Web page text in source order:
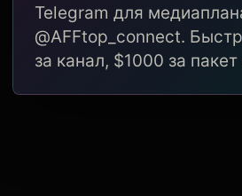
Telegram для
@AFFtop_connect.
за канал, $1000 за